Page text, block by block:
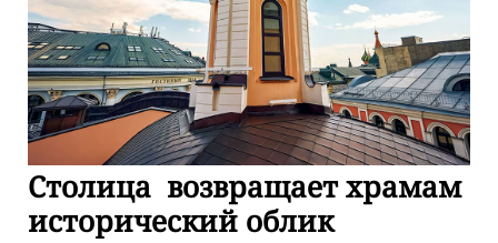
Столица возвращает храмам
исторический облик